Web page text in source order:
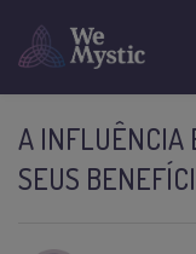
A INFLUÊNCIA
SEUS